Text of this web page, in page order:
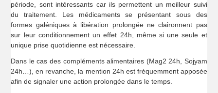
période, sont intéressants car ils permettent un meilleur suivi
du traitement. Les médicaments se présentant sous des
formes galéniques à libération prolongée ne claironnent pas
sur leur conditionnement un effet 24h, même si une seule et
unique prise quotidienne est nécessaire.
Dans le cas des compléments alimentaires (Mag2 24h, Sojyam
24h…), en revanche, la mention 24h est fréquemment apposée
afin de signaler une action prolongée dans le temps.